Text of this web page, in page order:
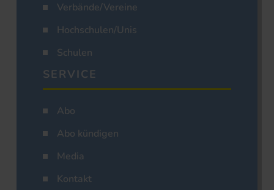
Verbände/Vereine
Hochschulen/Unis
Schulen
SERVICE
Abo
Abo kündigen
Media
Kontakt